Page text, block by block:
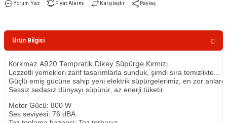
Yorum Yaz Fiyat Alarmı Karşılaştır Paylaş
Ürün Bilgisi
Korkmaz A920 Tempratik Dikey Süpürge Kırmızı
Lezzetli yemekleri zarif tasarımlarla sunduk, şimdi sıra temizlikte...
Güçlü emiş gücüne sahip yeni elektrik süpürgelerimiz, en zor
Sessiz sedasız dünyayı süpürür, az enerji tüketir.
Motor Gücü: 800 W
Ses seviyesi: 76 dBA